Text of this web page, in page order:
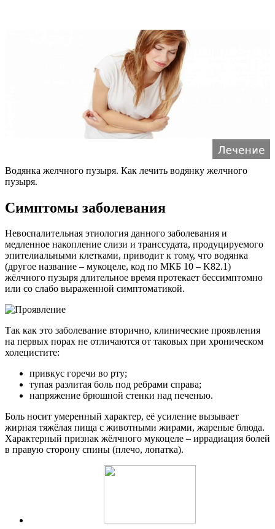
Водянка желчного пузыря. Как лечить водянку желчного
пузыря.
Симптомы заболевания
Невоспалительная этиология данного заболевания и
медленное накопление слизи и транссудата, продуцируемого
эпителиальными клетками, приводит к тому, что водянка
(другое название – мукоцеле, код по МКБ 10 – K82.1)
жёлчного пузыря длительное время протекает бессимптомно
или со слабо выраженной симптоматикой.
Так как это заболевание вторично, клинические проявления
на первых порах не отличаются от таковых при хроническом
холецистите:
привкус горечи во рту;
тупая разлитая боль под ребрами справа;
напряжение брюшной стенки над печенью.
Боль носит умеренный характер, её усиление вызывает
жирная тяжёлая пища с животными жирами, жареные блюда.
Характерный признак жёлчного мукоцеле – иррадиация болей
в правую сторону спины (плечо, лопатка).